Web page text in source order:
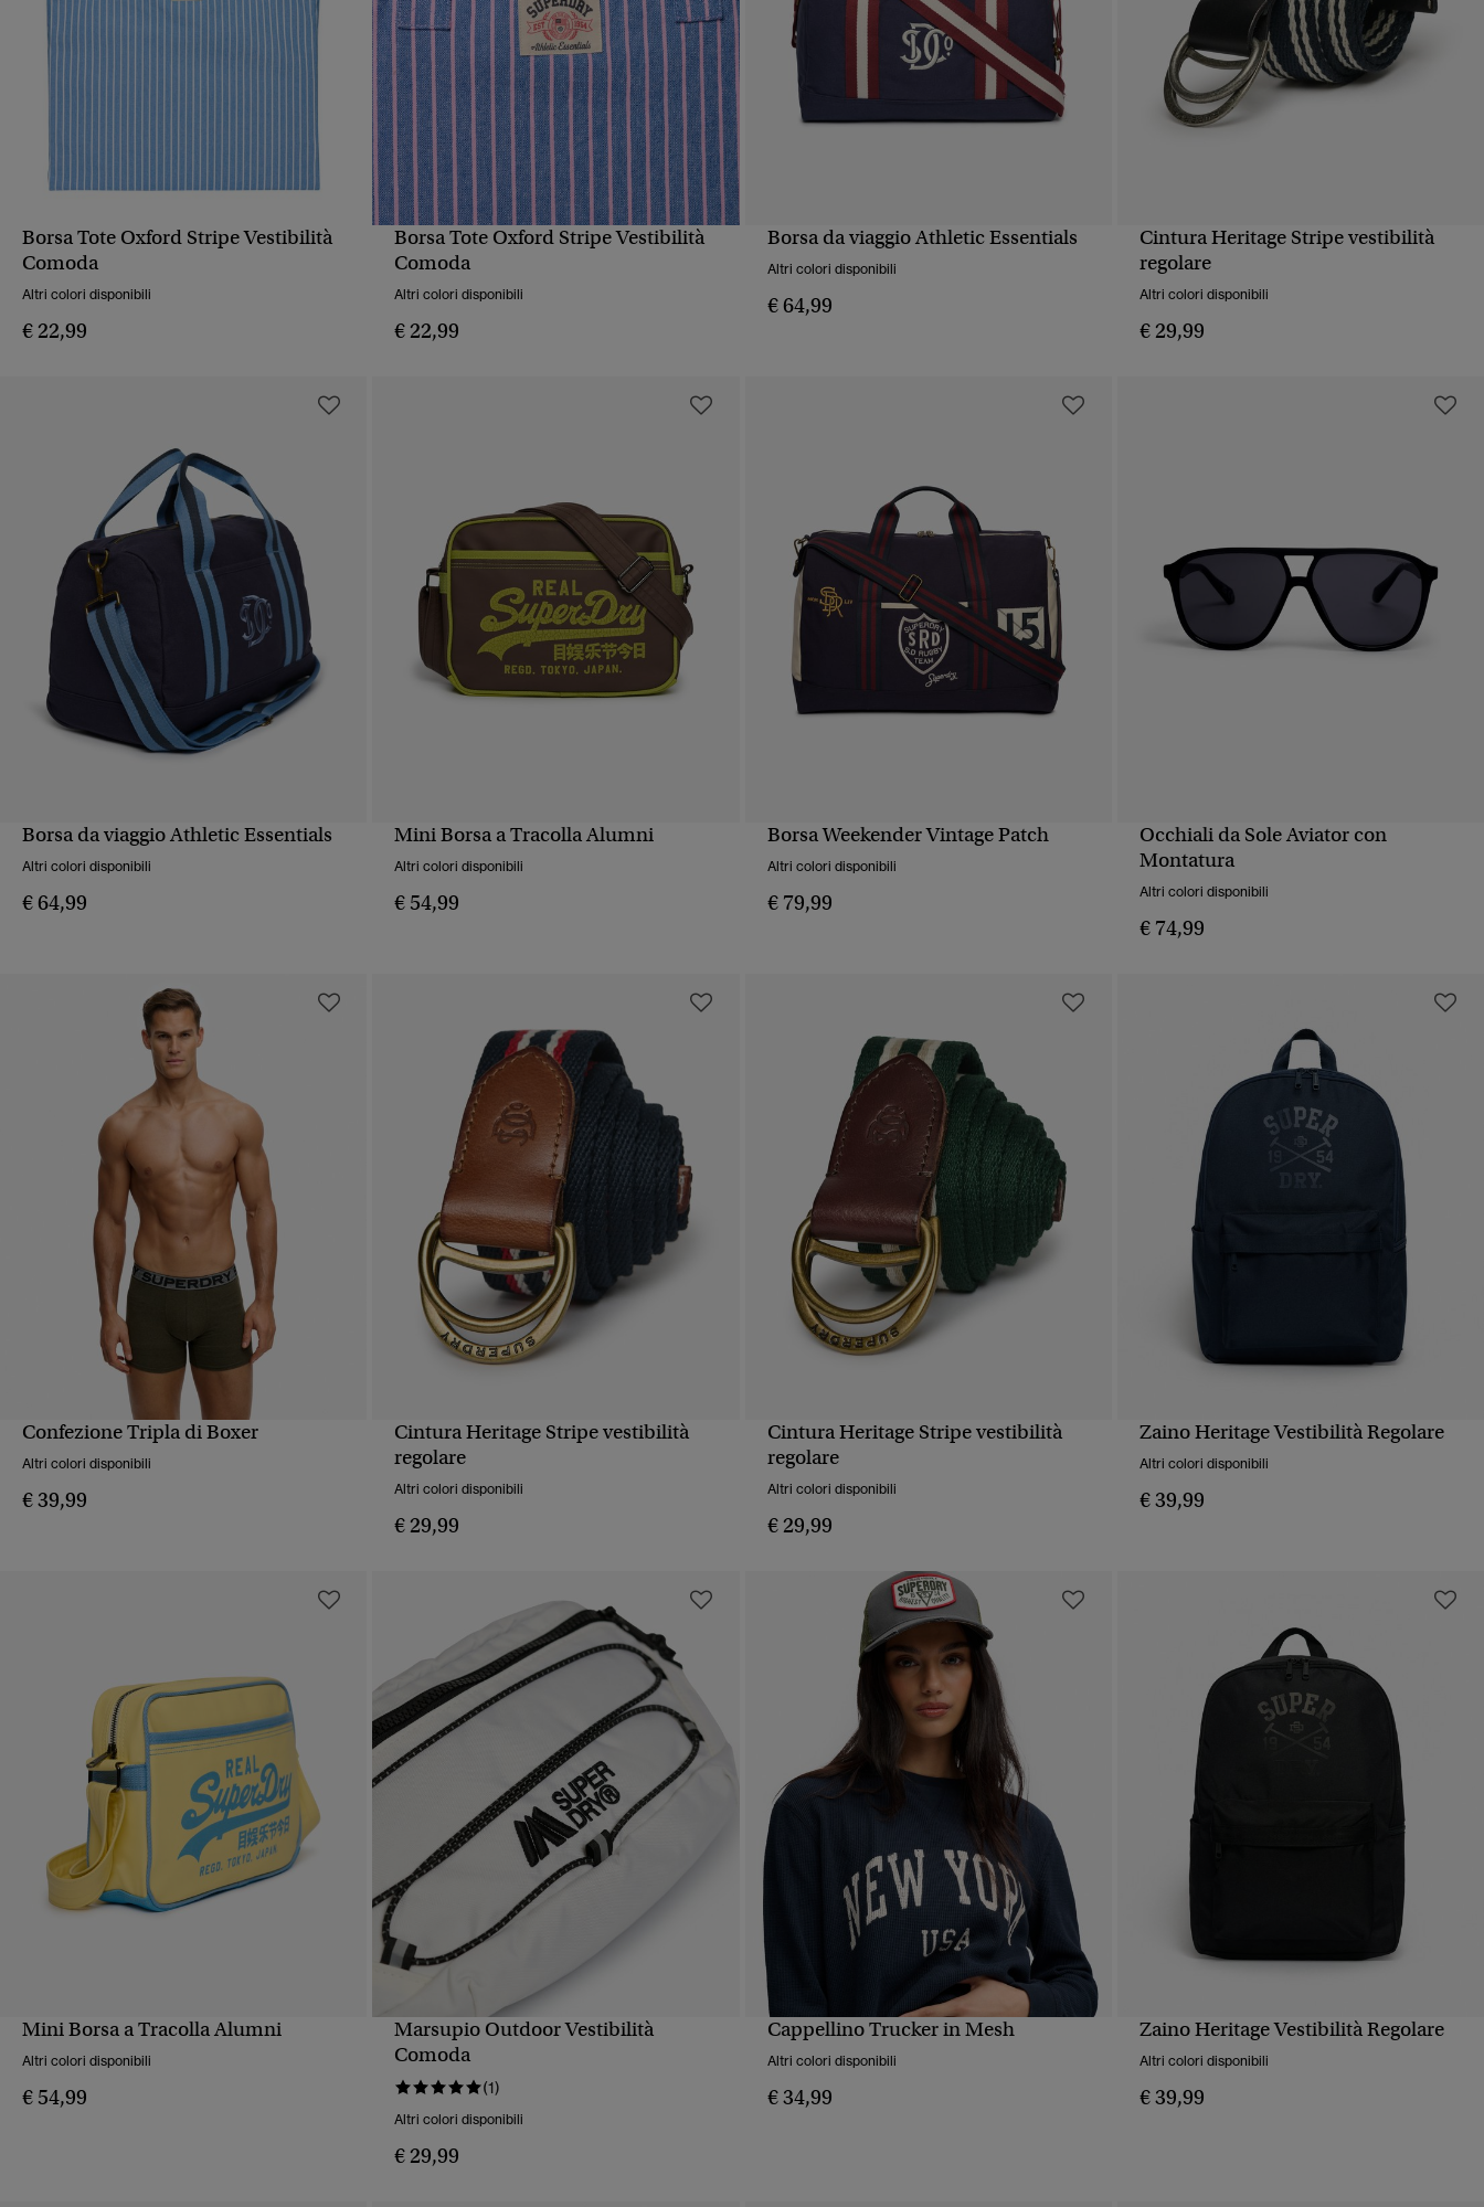
VISUALIZZAZIONE RAPIDA
Borsa Tote Oxford Stripe Vestibilità
Comoda
Altri colori disponibili
€ 22,99
VISUALIZZAZIONE RAPIDA
Borsa Tote Oxford Stripe Vestibilità
Comoda
Altri colori disponibili
€ 22,99
VISUALIZZAZIONE RAPIDA
Borsa da viaggio Athletic Essentials
Altri colori disponibili
€ 64,99
VISUALIZZAZIONE RAPIDA
Cintura Heritage Stripe vestibilità
regolare
Altri colori disponibili
€ 29,99
VISUALIZZAZIONE RAPIDA
Borsa da viaggio Athletic Essentials
Altri colori disponibili
€ 64,99
Mini Borsa a Tracolla Alumni
Altri colori disponibili
€ 54,99
VISUALIZZAZIONE RAPIDA
Borsa Weekender Vintage Patch
Altri colori disponibili
€ 79,99
Occhiali da Sole Aviator con
Montatura
Altri colori disponibili
€ 74,99
VISUALIZZAZIONE RAPIDA
Confezione Tripla di Boxer
Altri colori disponibili
€ 39,99
VISUALIZZAZIONE RAPIDA
Cintura Heritage Stripe vestibilità
regolare
Altri colori disponibili
€ 29,99
VISUALIZZAZIONE RAPIDA
Cintura Heritage Stripe vestibilità
regolare
Altri colori disponibili
€ 29,99
VISUALIZZAZIONE RAPIDA
Zaino Heritage Vestibilità Regolare
Altri colori disponibili
€ 39,99
Mini Borsa a Tracolla Alumni
Altri colori disponibili
€ 54,99
Marsupio Outdoor Vestibilità
Comoda
(1)
Altri colori disponibili
€ 29,99
Cappellino Trucker in Mesh
Altri colori disponibili
€ 34,99
VISUALIZZAZIONE RAPIDA
Zaino Heritage Vestibilità Regolare
Altri colori disponibili
€ 39,99